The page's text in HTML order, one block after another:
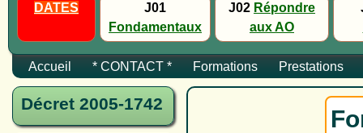
DATES
J01
Fondamentaux
J02 Répondre
aux AO
Accueil * CONTACT * Formations Prestations
Décret 2005-1742